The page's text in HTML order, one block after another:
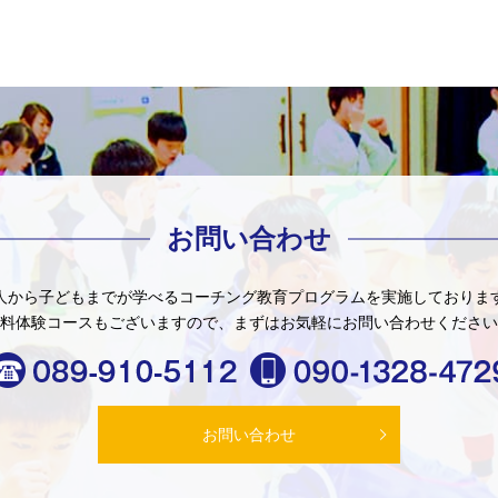
お問い合わせ
から子どもまでが学べるコーチング教育プログラムを実施しておりま
体験コースもございますので、
まずはお気軽にお問い合わせくださ
お問い合わせ